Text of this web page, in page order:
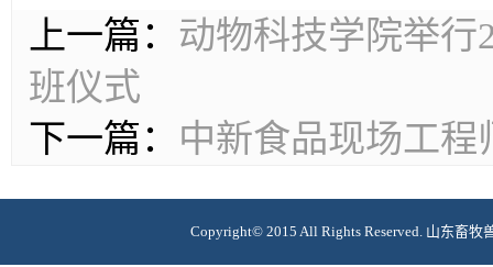
上一篇： 动物科技学院举行
班仪式
下一篇： 中新食品现场工
Copyright© 2015 All Rights Reserved. 山东畜